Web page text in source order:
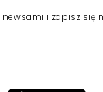
newsami i zapisz się